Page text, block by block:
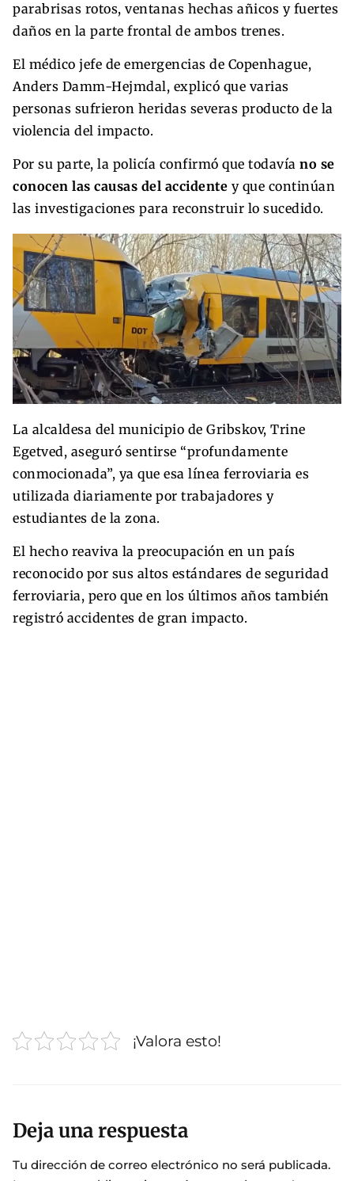
parabrisas rotos, ventanas hechas añicos y fuertes
daños en la parte frontal de ambos trenes.
El médico jefe de emergencias de Copenhague,
Anders Damm-Hejmdal, explicó que varias
personas sufrieron heridas severas producto de la
violencia del impacto.
Por su parte, la policía confirmó que todavía no se
conocen las causas del accidente y que continúan
las investigaciones para reconstruir lo sucedido.
La alcaldesa del municipio de Gribskov, Trine
Egetved, aseguró sentirse “profundamente
conmocionada”, ya que esa línea ferroviaria es
utilizada diariamente por trabajadores y
estudiantes de la zona.
El hecho reaviva la preocupación en un país
reconocido por sus altos estándares de seguridad
ferroviaria, pero que en los últimos años también
registró accidentes de gran impacto.
¡Valora esto!
Deja una respuesta
Tu dirección de correo electrónico no será publicada.